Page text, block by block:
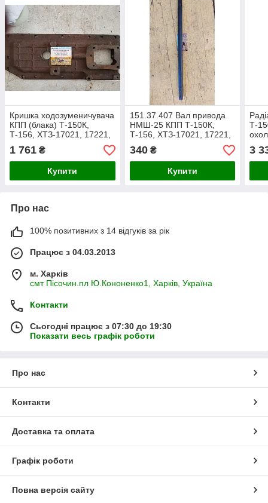
Кришка ходозуменичувача
КПП (блака) Т-150К,
Т-156, ХТЗ-17021, 17221,
16131 (пр-во ХТЗ), арт.
151.37.142-1
1 761 ₴
Купити
151.37.407 Вал привода
НМШ-25 КПП Т-150К,
Т-156, ХТЗ-17021, 17221,
16131
340₴
Купити
Т-
Т-
Т-
3
Про нас
100% позитивних з 14 відгуків за рік
Працює з 04.03.2013
м. Харків
смт Пісочин.пл Ю.Кононенко1, Харків, Україна
Контакти
Сьогодні працює з 07:30 до 19:30
Показати весь графік роботи
Про нас
Контакти
Доставка та оплата
Графік роботи
Повна версія сайту